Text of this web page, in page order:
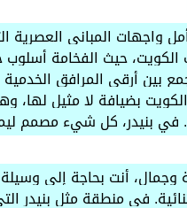
واجهات المباني
حيث الفخامة أسلوب
أرقى المرافق الخدمية
بضيافة لا مثيل لها،
في بنيدر، كل شيء مصمم
وجمال، أنت بحاجة إلى
في منطقة مثل